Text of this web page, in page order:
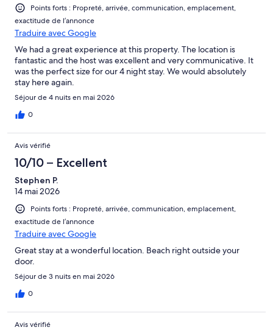
* NO SMOKING
NOTE** WE KINDLY ASK TENANTS TO LEAVE RENTAL
STRAIGHTENED IN CONDITION IT WAS IN WHEN ARRIVED
WE THANK YOU VERY MUCH FOR ADHERING!
** This is a licensed rental unit.
~ Hawaii Tax Certificate NUC-90/BB-0029
Keywords: Apartment
Points forts : Propreté, arrivée, communication, emplacement,
exactitude de l’annonce
Traduire avec Google
We had a great experience at this property. The location is
fantastic and the host was excellent and very communicative. It
was the perfect size for our 4 night stay. We would absolutely
stay here again.
Séjour de 4 nuits en mai 2026
0
Avis vérifié
10/10 – Excellent
Stephen P.
14 mai 2026
Points forts : Propreté, arrivée, communication, emplacement,
exactitude de l’annonce
Traduire avec Google
Great stay at a wonderful location. Beach right outside your
door.
Séjour de 3 nuits en mai 2026
0
Avis vérifié